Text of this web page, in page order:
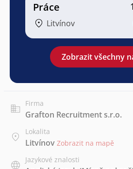
Práce
Litvínov
Zobrazit všechny
Firma
Grafton Recruitment s.r.o.
Lokalita
Litvínov Zobrazit na mapě
Jazykové znalosti